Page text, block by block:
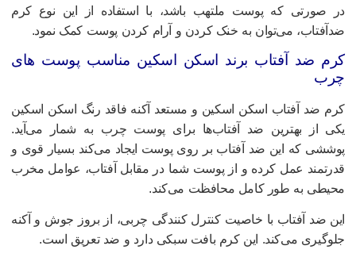
صورتی که پوست ملتهب باشد، با استفاده از این نوع کرم
می‌توان به خنک کردن و آرام کردن پوست کمک نمود.
ضد آفتاب برند اسکن اسکین مناسب پوست های
ضد آفتاب اسکن اسکین و مستعد آکنه فاقد رنگ اسکن اسکین
از بهترین ضد آفتاب‌ها برای پوست چرب به شمار می‌آید.
که این ضد آفتاب بر روی پوست ایجاد می‌کند بسیار قوی و
عمل کرده و از پوست شما در مقابل آفتاب، عوامل مخرب
به طور کامل محافظت می‌کند.
ضد آفتاب با خاصیت کنترل کنندگی چربی، از بروز جوش و آکنه
می‌کند. این کرم بافت سبکی دارد و ضد تعریق است.